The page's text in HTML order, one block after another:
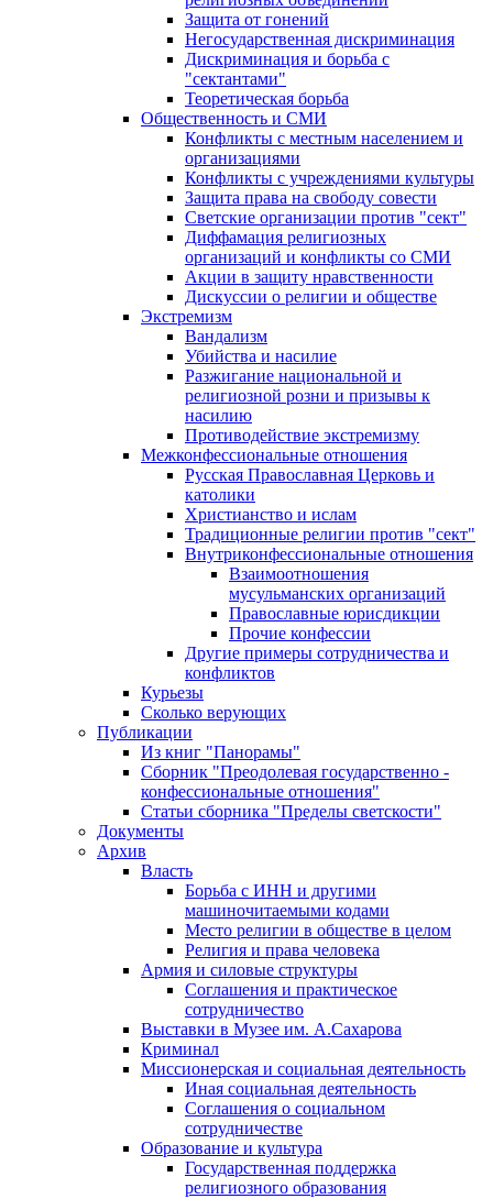
Защита от гонений
Негосударственная дискриминация
Дискриминация и борьба с
"сектантами"
Теоретическая борьба
Общественность и СМИ
Конфликты с местным населением и
организациями
Конфликты с учреждениями культуры
Защита права на свободу совести
Светские организации против "сект"
Диффамация религиозных
организаций и конфликты со СМИ
Акции в защиту нравственности
Дискуссии о религии и обществе
Экстремизм
Вандализм
Убийства и насилие
Разжигание национальной и
религиозной розни и призывы к
насилию
Противодействие экстремизму
Межконфессиональные отношения
Русская Православная Церковь и
католики
Христианство и ислам
Традиционные религии против "сект"
Внутриконфессиональные отношения
Взаимоотношения
мусульманских организаций
Православные юрисдикции
Прочие конфессии
Другие примеры сотрудничества и
конфликтов
Курьезы
Сколько верующих
Публикации
Из книг "Панорамы"
Сборник "Преодолевая государственно -
конфессиональные отношения"
Статьи сборника "Пределы светскости"
Документы
Архив
Власть
Борьба с ИНН и другими
машиночитаемыми кодами
Место религии в обществе в целом
Религия и права человека
Армия и силовые структуры
Соглашения и практическое
сотрудничество
Выставки в Музее им. А.Сахарова
Криминал
Миссионерская и социальная деятельность
Иная социальная деятельность
Соглашения о социальном
сотрудничестве
Образование и культура
Государственная поддержка
религиозного образования